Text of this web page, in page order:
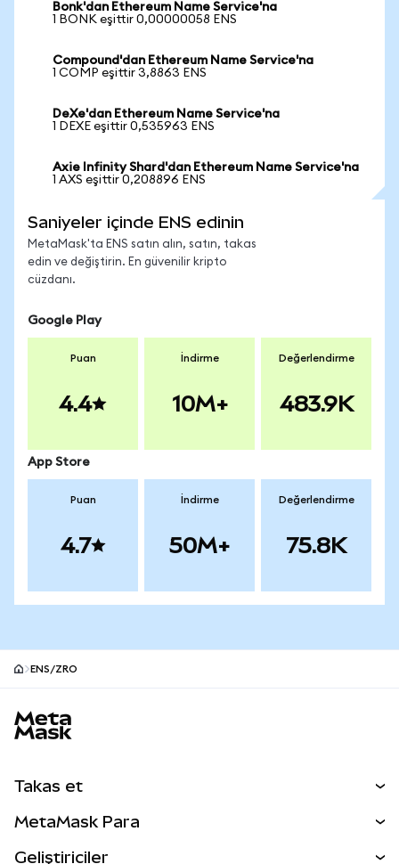
Bonk'dan Ethereum Name Service'na
1 BONK eşittir 0,00000058 ENS
Compound'dan Ethereum Name Service'na
1 COMP eşittir 3,8863 ENS
DeXe'dan Ethereum Name Service'na
1 DEXE eşittir 0,535963 ENS
Axie Infinity Shard'dan Ethereum Name Service'na
1 AXS eşittir 0,208896 ENS
Saniyeler içinde ENS edinin
MetaMask'ta ENS satın alın, satın, takas
edin ve değiştirin. En güvenilir kripto
cüzdanı.
Google Play
Puan
4.4
İndirme
10M+
Değerlendirme
483.9K
App Store
Puan
4.7
İndirme
50M+
Değerlendirme
75.8K
ENS/ZRO
Takas et
MetaMask Para
Geliştiriciler